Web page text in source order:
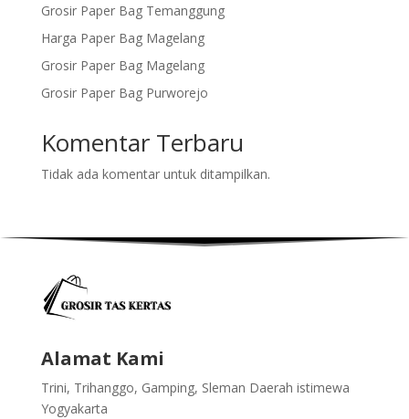
Grosir Paper Bag Temanggung
Harga Paper Bag Magelang
Grosir Paper Bag Magelang
Grosir Paper Bag Purworejo
Komentar Terbaru
Tidak ada komentar untuk ditampilkan.
Alamat Kami
Trini, Trihanggo, Gamping, Sleman Daerah istimewa
Yogyakarta